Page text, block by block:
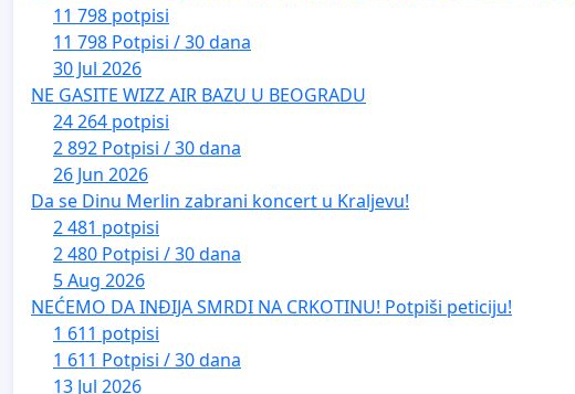
11 798 potpisi
11 798 Potpisi / 30 dana
30 Jul 2026
NE GASITE WIZZ AIR BAZU U BEOGRADU
24 264 potpisi
2 892 Potpisi / 30 dana
26 Jun 2026
Da se Dinu Merlin zabrani koncert u Kraljevu!
2 481 potpisi
2 480 Potpisi / 30 dana
5 Aug 2026
NEĆEMO DA INĐIJA SMRDI NA CRKOTINU! Potpiši peticiju!
1 611 potpisi
1 611 Potpisi / 30 dana
13 Jul 2026